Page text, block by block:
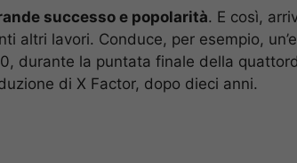
successo e popolarità. E così,
altri lavori. Conduce, per esempio,
durante la puntata finale della
di X Factor, dopo dieci anni.